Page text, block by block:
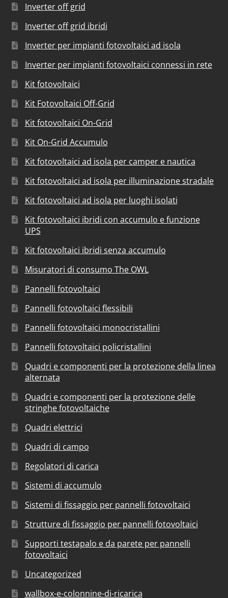
Inverter off grid
Inverter off grid ibridi
Inverter per impianti fotovoltaici ad isola
Inverter per impianti fotovoltaici connessi in rete
Kit fotovoltaici
Kit Fotovoltaici Off-Grid
Kit fotovoltaici On-Grid
Kit On-Grid Accumulo
Kit fotovoltaici ad isola per camper e nautica
Kit fotovoltaici ad isola per illuminazione stradale
Kit fotovoltaici ad isola per luoghi isolati
Kit fotovoltaici ibridi con accumulo e funzione
UPS
Kit fotovoltaici ibridi senza accumulo
Misuratori di consumo The OWL
Pannelli fotovoltaici
Pannelli fotovoltaici flessibili
Pannelli fotovoltaici monocristallini
Pannelli fotovoltaici policristallini
Quadri e componenti per la protezione della linea
alternata
Quadri e componenti per la protezione delle
stringhe fotovoltaiche
Quadri elettrici
Quadri di campo
Regolatori di carica
Sistemi di accumulo
Sistemi di fissaggio per pannelli fotovoltaici
Strutture di fissaggio per pannelli fotovoltaici
Supporti testapalo e da parete per pannelli
fotovoltaici
Uncategorized
wallbox-e-colonnine-di-ricarica